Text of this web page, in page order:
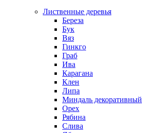
Лиственные деревья
Береза
Бук
Вяз
Гинкго
Граб
Ива
Карагана
Клен
Липа
Миндаль декоративный
Орех
Рябина
Слива